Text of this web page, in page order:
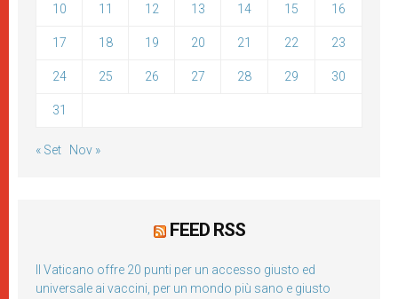
10 11 12 13 14 15 16
17 18 19 20 21 22 23
24 25 26 27 28 29 30
31
« Set Nov »
FEED RSS
Il Vaticano offre 20 punti per un accesso giusto ed
universale ai vaccini, per un mondo più sano e giusto